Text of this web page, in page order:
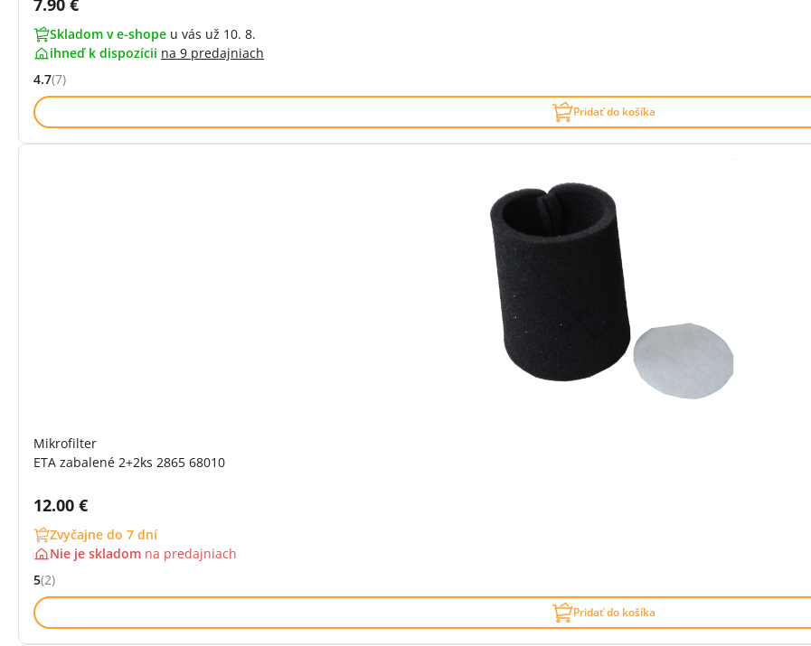
7.90 €
Skladom v e-shope u vás už 10. 8.
ihneď k dispozícii na 9 predajniach
Hodnocení: 4.7 z 5 (7 recenzí)
4.7(7)
Pridať do košíka
Mikrofilter
ETA zabalené 2+2ks 2865 68010
Cena s DPH:
12.00 €
Zvyčajne do 7 dní
Nie je skladom na predajniach
Hodnocení: 5 z 5 (2 recenzí)
5(2)
Pridať do košíka